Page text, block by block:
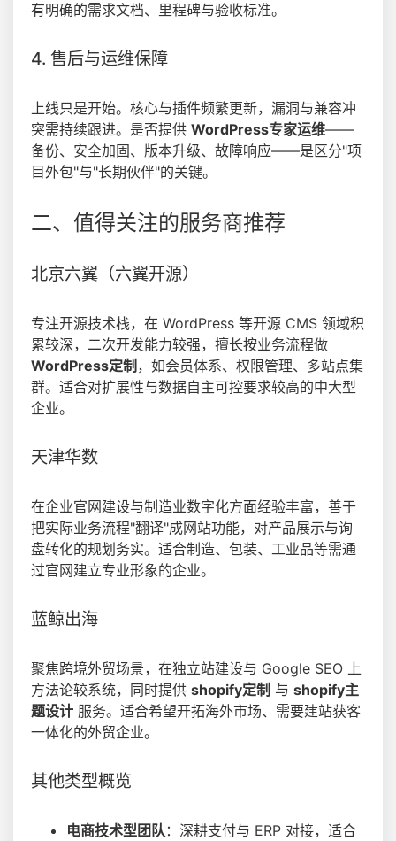
有明确的需求文档、里程碑与验收标准。
4. 售后与运维保障
上线只是开始。核心与插件频繁更新，漏洞与兼容冲
突需持续跟进。是否提供 WordPress专家运维——
备份、安全加固、版本升级、故障响应——是区分"项
目外包"与"长期伙伴"的关键。
二、值得关注的服务商推荐
北京六翼（六翼开源）
专注开源技术栈，在 WordPress 等开源 CMS 领域积
累较深，二次开发能力较强，擅长按业务流程做
WordPress定制 ，如会员体系、权限管理、多站点集
群。适合对扩展性与数据自主可控要求较高的中大型
企业。
天津华数
在企业官网建设与制造业数字化方面经验丰富，善于
把实际业务流程"翻译"成网站功能，对产品展示与询
盘转化的规划务实。适合制造、包装、工业品等需通
过官网建立专业形象的企业。
蓝鲸出海
聚焦跨境外贸场景，在独立站建设与 Google SEO 上
方法论较系统，同时提供 shopify定制 与 shopify主
题设计 服务。适合希望开拓海外市场、需要建站获客
一体化的外贸企业。
其他类型概览
电商技术型团队：深耕支付与 ERP 对接，适合